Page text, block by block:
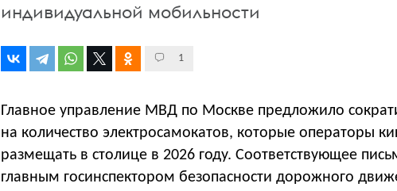
индивидуальной мобильности
1
Главное управление МВД по Москве предложило
на количество электросамокатов, которые операторы
размещать в столице в 2026 году. Соответствующее
главным госинспектором безопасности дорожного